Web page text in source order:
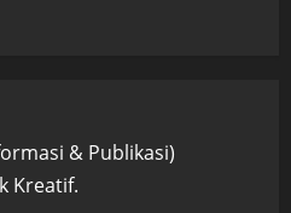
& Publikasi)
Kreatif.